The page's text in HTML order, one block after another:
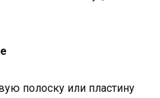
полоску или пластину